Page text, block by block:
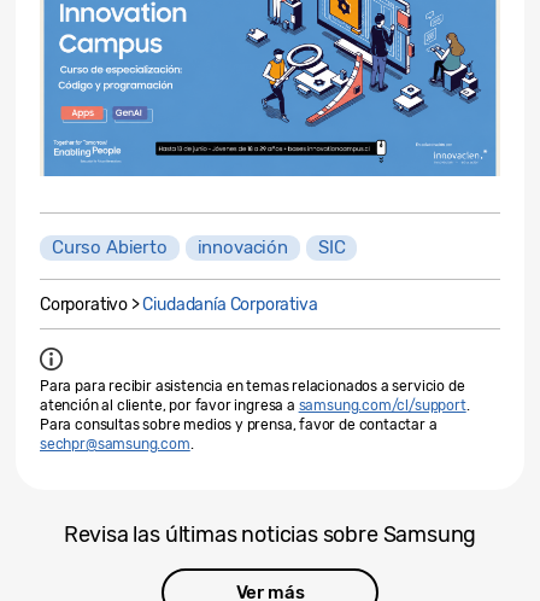
Curso Abierto innovación SIC
Corporativo >Ciudadanía Corporativa
Para para recibir asistencia en temas relacionados a servicio de
atención al cliente, por favor ingresa a samsung.com/cl/support.
Para consultas sobre medios y prensa, favor de contactar a
sechpr@samsung.com.
Revisa las últimas noticias sobre Samsung
Ver más